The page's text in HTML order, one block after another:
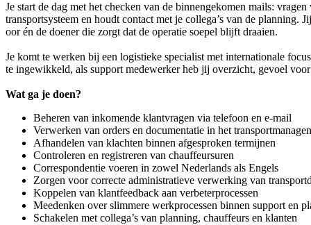
Je start de dag met het checken van de binnengekomen mails:
transportsysteem en houdt contact met je collega’s van de
oor én de doener die zorgt dat de operatie soepel blijft draaien.
Je komt te werken bij een logistieke specialist met internationale
te ingewikkeld, als support medewerker heb jij overzicht, gevoel
Wat ga je doen?
Beheren van inkomende klantvragen via telefoon en e-mail
Verwerken van orders en documentatie in het
Afhandelen van klachten binnen afgesproken termijnen
Controleren en registreren van chauffeursuren
Correspondentie voeren in zowel Nederlands als Engels
Zorgen voor correcte administratieve verwerking van
Koppelen van klantfeedback aan verbeterprocessen
Meedenken over slimmere werkprocessen binnen support en
Schakelen met collega’s van planning, chauffeurs en klanten